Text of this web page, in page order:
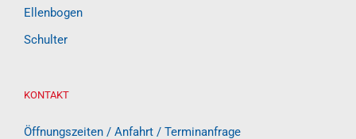
Ellenbogen
Schulter
KONTAKT
Öffnungszeiten / Anfahrt / Terminanfrage